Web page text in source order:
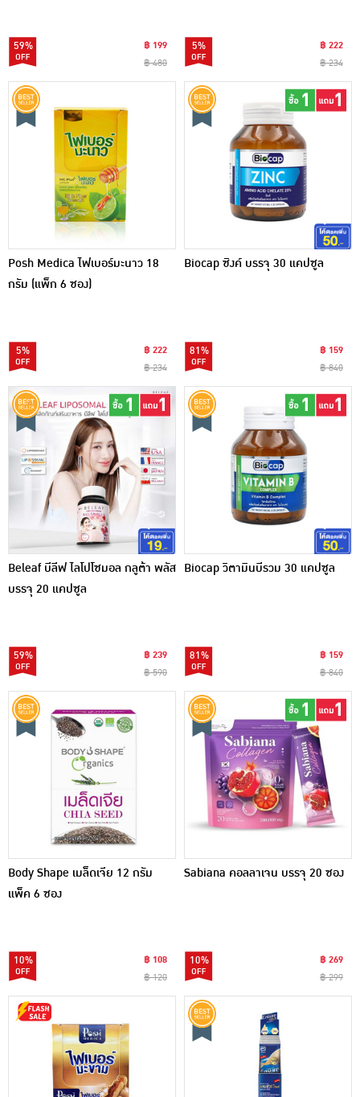
59%
฿ 199
฿ 480
5%
฿ 222
฿ 234
Posh Medica ไฟเบอร์มะนาว 18
กรัม (แพ็ก 6 ซอง)
5%
฿ 222
฿ 234
Biocap ซิงค์ บรรจุ 30 แคปซูล
81%
฿ 159
฿ 840
Beleaf บีลีฟ ไลโปโซมอล กลูต้า พลัส
บรรจุ 20 แคปซูล
59%
฿ 239
฿ 590
Biocap วิตามินบีรวม 30 แคปซูล
81%
฿ 159
฿ 840
Body Shape เมล็ดเจีย 12 กรัม
แพ็ค 6 ซอง
10%
฿ 108
฿ 120
Sabiana คอลลาเจน บรรจุ 20 ซอง
10%
฿ 269
฿ 299